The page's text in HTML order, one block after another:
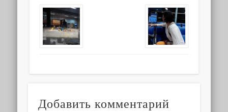
Добавить комментарий